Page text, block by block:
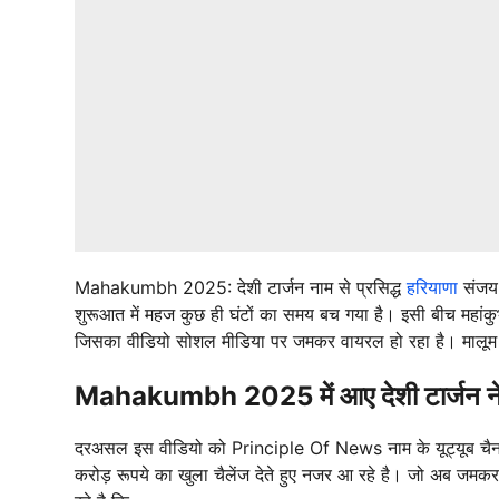
Mahakumbh 2025: देशी टार्जन नाम से प्रसिद्धहरियाणासंजय
शुरूआत में महज कुछ ही घंटों का समय बच गया है। इसी बीच
जिसका वीडियो सोशल मीडिया पर जमकर वायरल हो रहा है।
Mahakumbh 2025 में आए देशी टार्जन
दरअसल इस वीडियो को Principle Of News नाम के यूट्यूब चैनल
करोड़ रूपये का खुला चैलेंज देते हुए नजर आ रहे है। जो अब जमकर